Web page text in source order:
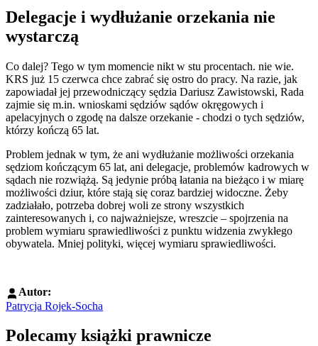
Delegacje i wydłużanie orzekania nie
wystarczą
Co dalej? Tego w tym momencie nikt w stu procentach. nie wie.
KRS już 15 czerwca chce zabrać się ostro do pracy. Na razie, jak
zapowiadał jej przewodniczący sędzia Dariusz Zawistowski, Rada
zajmie się m.in. wnioskami sędziów sądów okręgowych i
apelacyjnych o zgodę na dalsze orzekanie - chodzi o tych sędziów,
którzy kończą 65 lat.
Problem jednak w tym, że ani wydłużanie możliwości orzekania
sędziom kończącym 65 lat, ani delegacje, problemów kadrowych w
sądach nie rozwiążą. Są jedynie próbą łatania na bieżąco i w miarę
możliwości dziur, które stają się coraz bardziej widoczne. Żeby
zadziałało, potrzeba dobrej woli ze strony wszystkich
zainteresowanych i, co najważniejsze, wreszcie – spojrzenia na
problem wymiaru sprawiedliwości z punktu widzenia zwykłego
obywatela. Mniej polityki, więcej wymiaru sprawiedliwości.
Autor:
Patrycja Rojek-Socha
Polecamy książki prawnicze